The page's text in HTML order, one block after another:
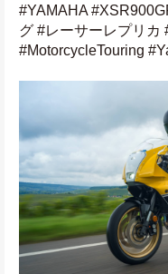
#YAMAHA
グ #レーサーレプリカ
#MotorcycleTouring